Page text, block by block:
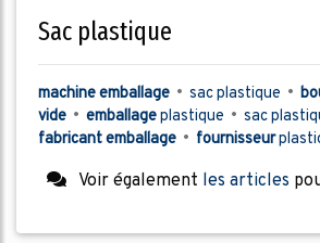
sac plastique
machine emballage • sac plastique •
vide • emballageplastique • sac
fabricant emballage • fournisseur
Voir également les articles